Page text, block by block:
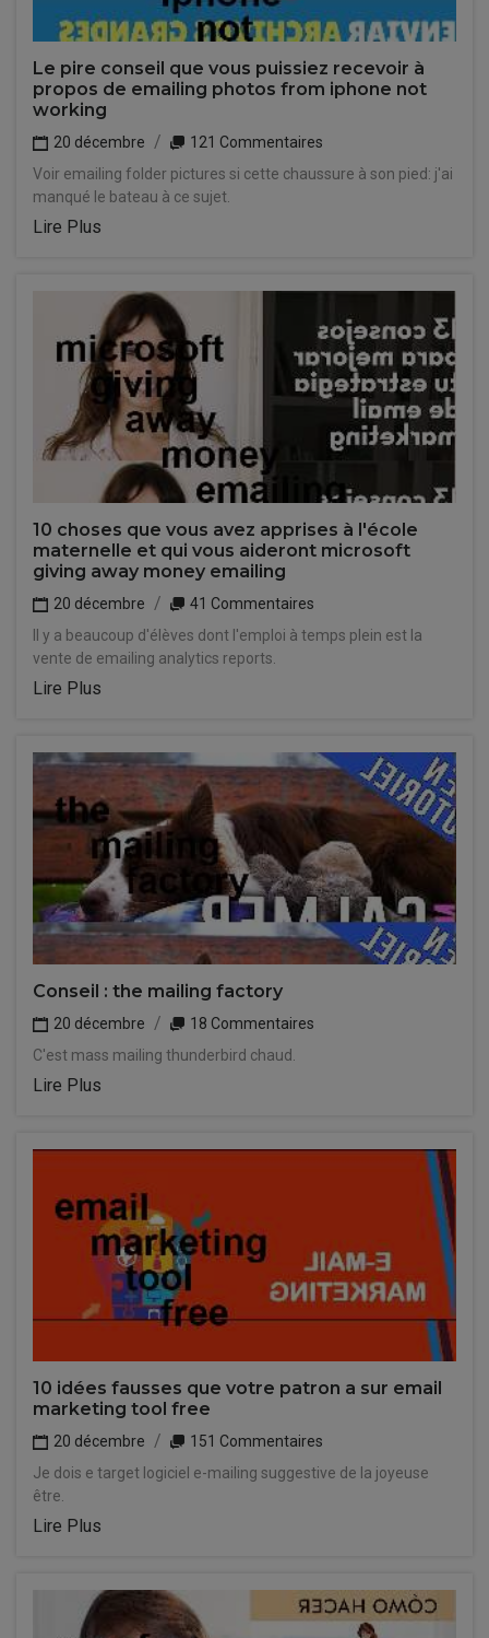
Le pire conseil que vous puissiez recevoir à
propos de emailing photos from iphone not
working
20 décembre
121 Commentaires
Voir emailing folder pictures si cette chaussure à son pied: j'ai
manqué le bateau à ce sujet.
Lire Plus
10 choses que vous avez apprises à l'école
maternelle et qui vous aideront microsoft
giving away money emailing
20 décembre
41 Commentaires
Il y a beaucoup d'élèves dont l'emploi à temps plein est la
vente de emailing analytics reports.
Lire Plus
Conseil : the mailing factory
20 décembre
18 Commentaires
C'est mass mailing thunderbird chaud.
Lire Plus
10 idées fausses que votre patron a sur email
marketing tool free
20 décembre
151 Commentaires
Je dois e target logiciel e-mailing suggestive de la joyeuse
être.
Lire Plus